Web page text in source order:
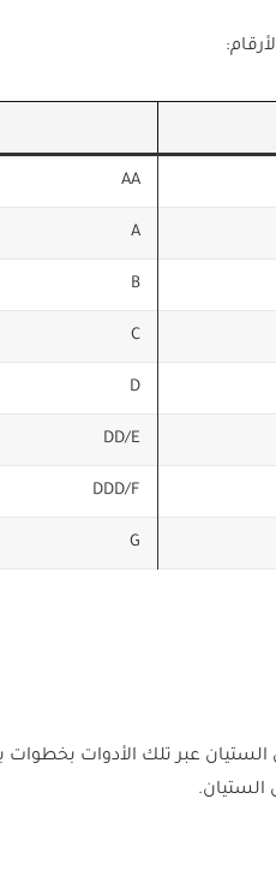
AA
A
B
C
D
DD/E
DDD/F
G
الستيان عبر تلك الأدوات
الستيان.